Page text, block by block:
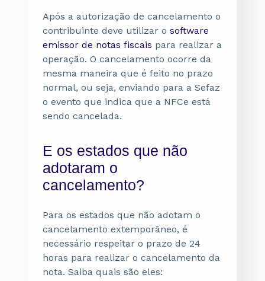
Após a autorização de cancelamento o
contribuinte deve utilizar o software
emissor de notas fiscais para realizar a
operação. O cancelamento ocorre da
mesma maneira que é feito no prazo
normal, ou seja, enviando para a Sefaz
o evento que indica que a NFCe está
sendo cancelada.
E os estados que não
adotaram o
cancelamento?
Para os estados que não adotam o
cancelamento extemporâneo, é
necessário respeitar o prazo de 24
horas para realizar o cancelamento da
nota. Saiba quais são eles: